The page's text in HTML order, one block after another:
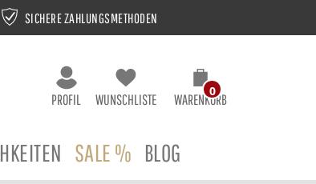
SICHERE ZAHLUNGSMETHODEN
PROFIL WUNSCHLISTE WARENKORB
0
SALE % BLOG